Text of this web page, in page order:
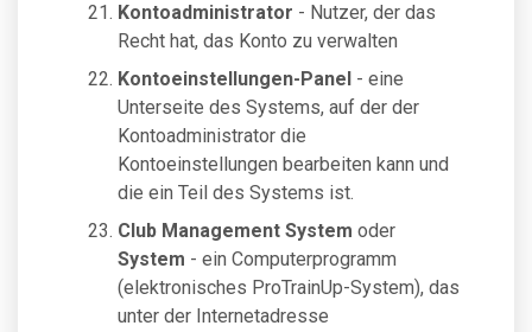
Kontoadministrator - Nutzer, der das
Recht hat, das Konto zu verwalten
Kontoeinstellungen-Panel - eine
Unterseite des Systems, auf der der
Kontoadministrator die
Kontoeinstellungen bearbeiten kann und
die ein Teil des Systems ist.
Club Management System oder
System - ein Computerprogramm
(elektronisches ProTrainUp-System), das
unter der Internetadresse